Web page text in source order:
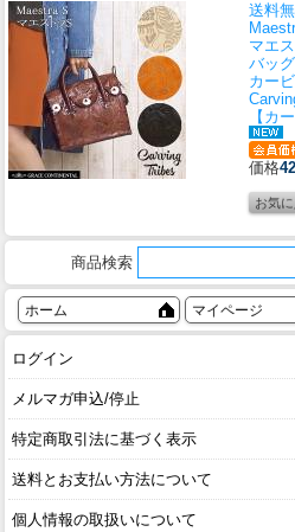
送料
マエ
バッグ
カー
【カ
価格
商品検索
ホーム マイページ
ログイン
メルマガ申込/停止
特定商取引法に基づく表示
送料とお支払い方法について
個人情報の取扱いについて